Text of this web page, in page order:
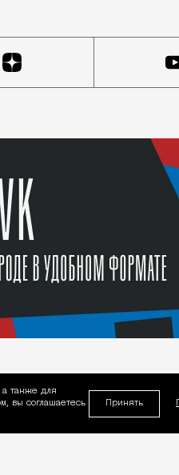
а также для
вы соглашаетесь
Принять